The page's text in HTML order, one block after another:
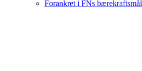
Forankret i FNs bærekraftsmål